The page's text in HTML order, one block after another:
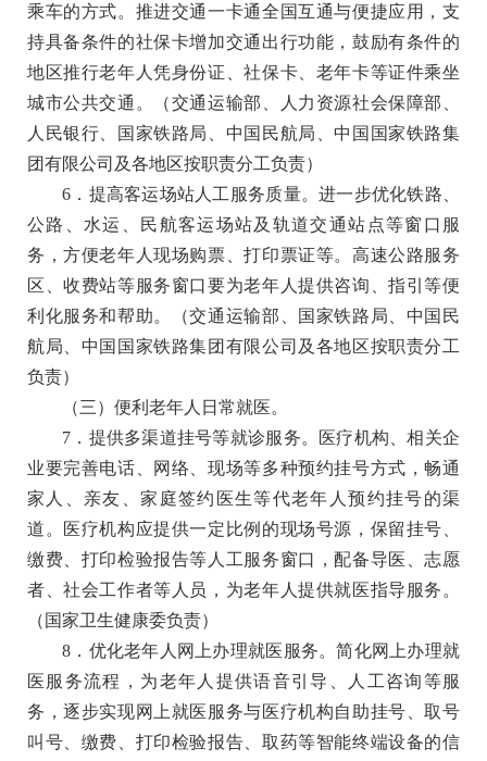
乘车的方式。推进交通一卡通全国互通与便捷应用，支
持具备条件的社保卡增加交通出行功能，鼓励有条件的
地区推行老年人凭身份证、社保卡、老年卡等证件乘坐
城市公共交通。
（交通运输部、人力资源社会保障部、
人民银行、国家铁路局、中国民航局、中国国家铁路集
团有限公司及各地区按职责分工负责）
6．提高客运场站人工服务质量。进一步优化铁路、
公路、水运、民航客运场站及轨道交通站点等窗口服
务，方便老年人现场购票、打印票证等。高速公路服务
区、收费站等服务窗口要为老年人提供咨询、指引等便
利化服务和帮助。
（交通运输部、国家铁路局、中国民
航局、中国国家铁路集团有限公司及各地区按职责分工
负责）
（三）便利老年人日常就医。
7．提供多渠道挂号等就诊服务。
医疗机构、相关企
业要完善电话、网络、现场等多种预约挂号方式，畅通
家人、亲友、家庭签约医生等代老年人预约挂号的渠
道。医疗机构应提供一定比例的现场号源，保留挂号、
缴费、打印检验报告等人工服务窗口，配备导医、志愿
者、社会工作者等人员，为老年人提供就医指导服务。
（国家卫生健康委负责）
8．优化老年人网上办理就医服务。简化网上办理就
医服务流程，为老年人提供语音引导、人工咨询等服
务，逐步实现网上就医服务与医疗机构自助挂号、取号
叫号、缴费、打印检验报告、取药等智能终端设备的信